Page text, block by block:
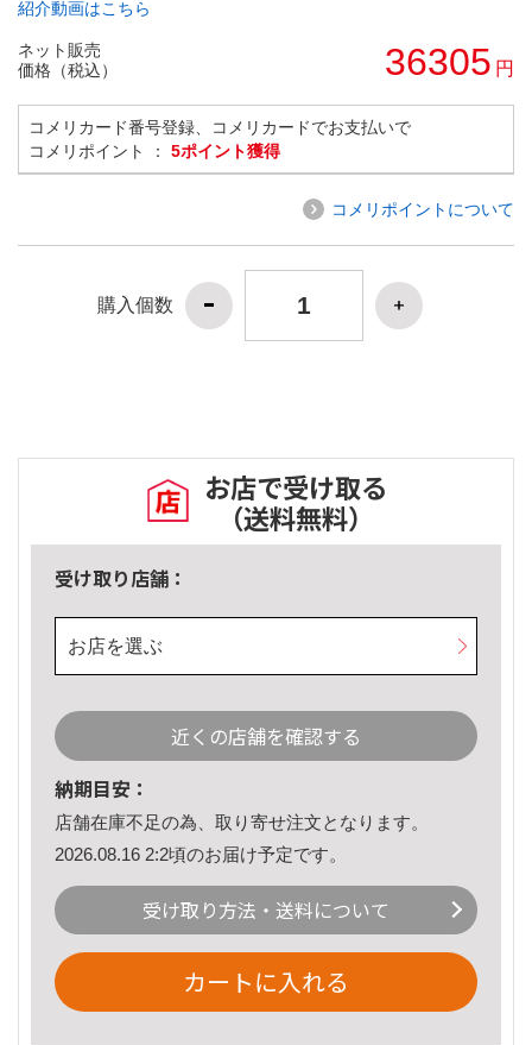
紹介動画はこちら
ネット販売
価格（税込）
36305 円
コメリカード番号登録、コメリカードでお支払いで
コメリポイント ： 5ポイント獲得
コメリポイントについて
購入個数
お店で受け取る
（送料無料）
受け取り店舗：
お店を選ぶ
近くの店舗を確認する
納期目安：
店舗在庫不足の為、取り寄せ注文となります。
2026.08.16 2:2頃のお届け予定です。
受け取り方法・送料について
カートに入れる